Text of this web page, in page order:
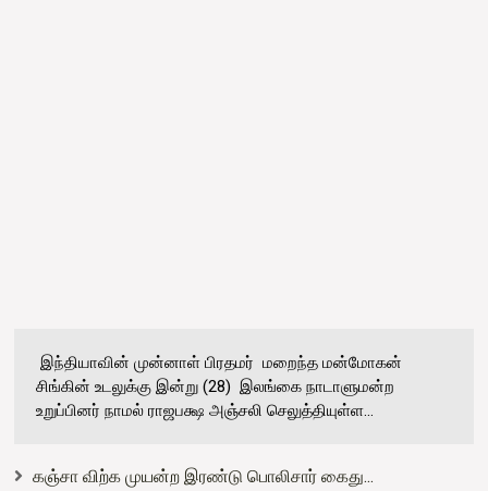
இந்தியாவின் முன்னாள் பிரதமர் மறைந்த மன்மோகன்
சிங்கின் உடலுக்கு இன்று (28) இலங்கை நாடாளுமன்ற
உறுப்பினர் நாமல் ராஜபக்ஷ அஞ்சலி செலுத்தியுள்ள...
கஞ்சா விற்க முயன்ற இரண்டு பொலிசார் கைது...